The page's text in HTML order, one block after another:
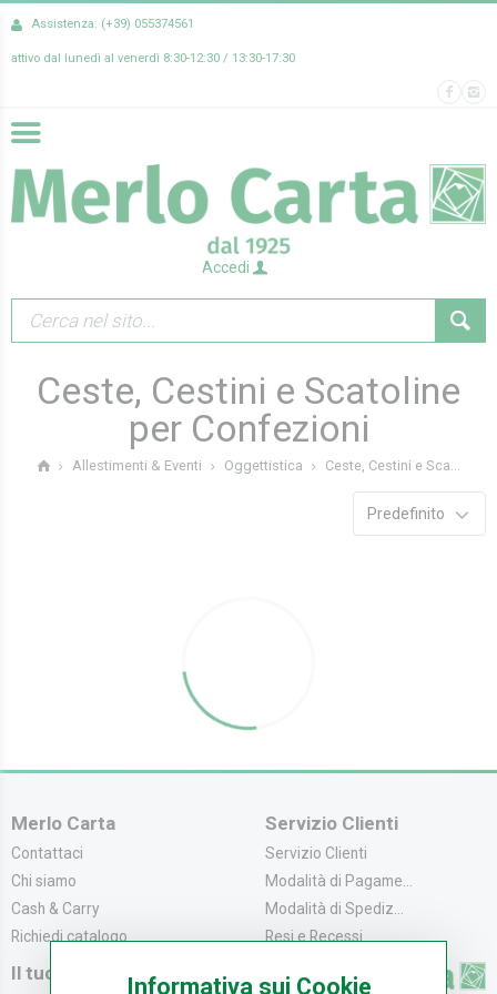
Assistenza: (+39) 055374561
attivo dal lunedì al venerdì 8:30-12:30 / 13:30-17:30
Accedi
Ceste, Cestini e Scatoline
per Confezioni
Allestimenti & Eventi Oggettistica Ceste, Cestini e Sca...
Predefinito
Merlo Carta
Contattaci
Chi siamo
Cash & Carry
Richiedi catalogo
Servizio Clienti
Servizio Clienti
Modalità di Pagame...
Modalità di Spediz...
Resi e Recessi
Il tuo Account
Informativa sui Cookie